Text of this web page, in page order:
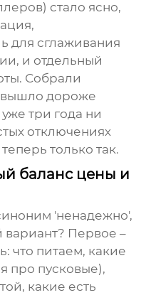
стало ясно,
для сглаживания
и отдельный
Собрали
вышло дороже
три года ни
отключениях
только так.
баланс цены и
'ненадежно',
вариант? Первое –
что питаем, какие
про пусковые),
какие есть